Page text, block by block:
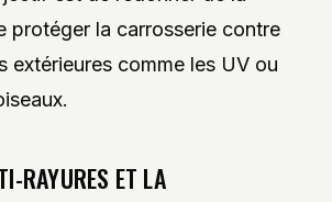
protéger la carrosserie contre
extérieures comme les UV ou
RAYURES ET LA